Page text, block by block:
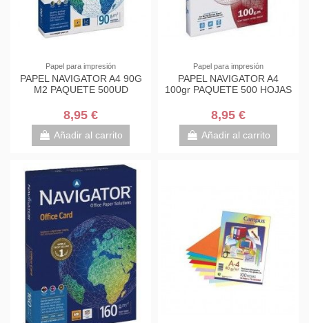
Papel para impresión
PAPEL NAVIGATOR A4 90G
M2 PAQUETE 500UD
8,95 €
Añadir al carrito
Papel para impresión
PAPEL NAVIGATOR A4
100gr PAQUETE 500 HOJAS
8,95 €
Añadir al carrito